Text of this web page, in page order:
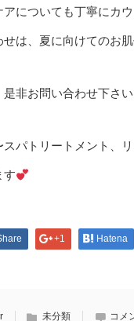
アについても丁寧にカ
は、夏に向けてのお
非お問い合わせ下さ
パトリートメント、
す
+1 Hatena
未分類 コメ